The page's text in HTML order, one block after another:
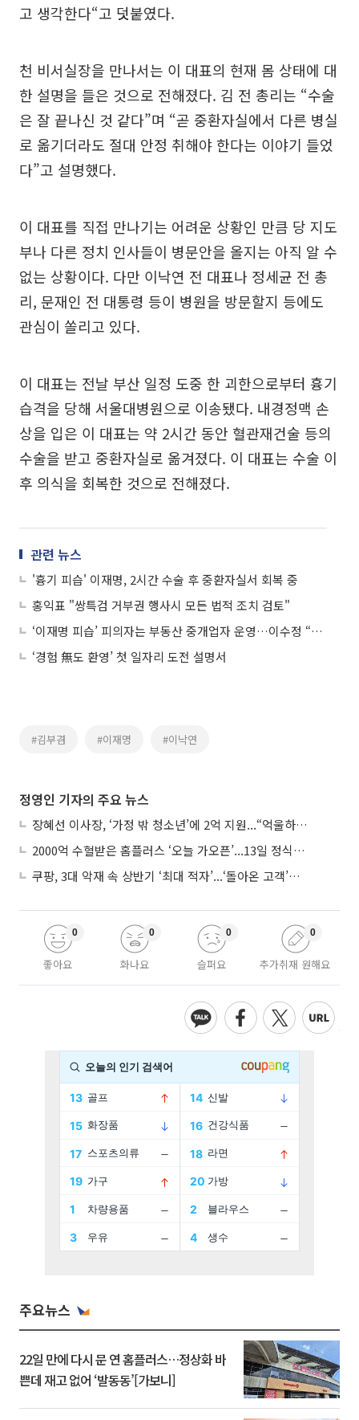
고 생각한다“고 덧붙였다.
천 비서실장을 만나서는 이 대표의 현재 몸 상태에 대
한 설명을 들은 것으로 전해졌다. 김 전 총리는 “수술
은 잘 끝나신 것 같다”며 “곧 중환자실에서 다른 병실
로 옮기더라도 절대 안정 취해야 한다는 이야기 들었
다”고 설명했다.
이 대표를 직접 만나기는 어려운 상황인 만큼 당 지도
부나 다른 정치 인사들이 병문안을 올지는 아직 알 수
없는 상황이다. 다만 이낙연 전 대표나 정세균 전 총
리, 문재인 전 대통령 등이 병원을 방문할지 등에도
관심이 쏠리고 있다.
이 대표는 전날 부산 일정 도중 한 괴한으로부터 흉기
습격을 당해 서울대병원으로 이송됐다. 내경정맥 손
상을 입은 이 대표는 약 2시간 동안 혈관재건술 등의
수술을 받고 중환자실로 옮겨졌다. 이 대표는 수술 이
후 의식을 회복한 것으로 전해졌다.
관련 뉴스
'흉기 피습' 이재명, 2시간 수술 후 중환자실서 회복 중
홍익표 "쌍특검 거부권 행사시 모든 법적 조치 검토"
‘이재명 피습’ 피의자는 부동산 중개업자 운영…이수정 “묻지마 테러 아닌 목적 있을 것”
‘경험 無도 환영’ 첫 일자리 도전 설명서
#김부겸 #이재명 #이낙연
정영인 기자의 주요 뉴스
장혜선 이사장, ‘가정 밖 청소년’에 2억 지원...“억울하고 아파도 단단해지길”
2000억 수혈받은 홈플러스 ‘오늘 가오픈’...13일 정식 개장 시험대
쿠팡, 3대 악재 속 상반기 ‘최대 적자’...‘돌아온 고객’에 수익성 반등 주목
좋아요
0
화나요
0
슬퍼요
0
추가취재 원해요
0
주요뉴스
22일 만에 다시 문 연 홈플러스…정상화 바
쁜데 재고 없어 ‘발동동’[가보니]